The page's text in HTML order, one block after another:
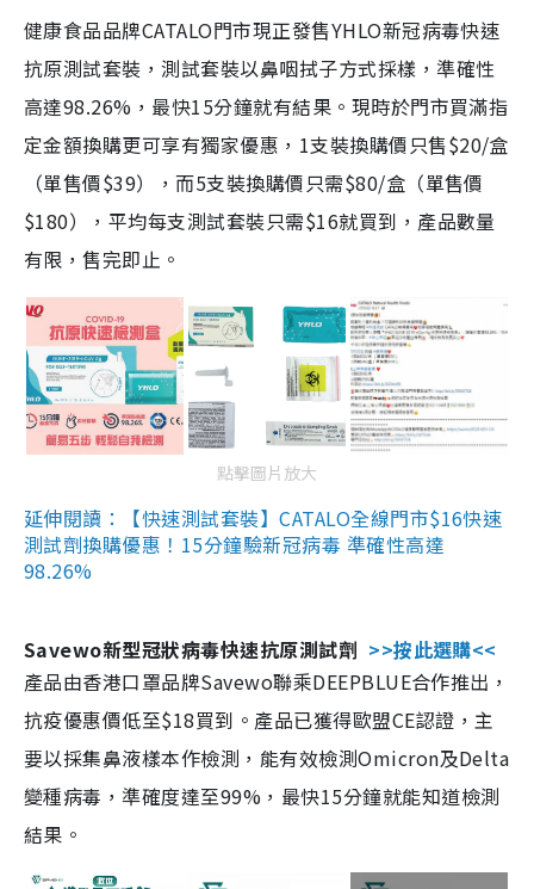
健康食品品牌CATALO門市現正發售YHLO新冠病毒快速
抗原測試套裝，測試套裝以鼻咽拭子方式採樣，準確性
高達98.26%，最快15分鐘就有結果。現時於門市買滿指
定金額換購更可享有獨家優惠，1支裝換購價只售$20/盒
（單售價$39），而5支裝換購價只需$80/盒（單售價
$180），平均每支測試套裝只需$16就買到，產品數量
有限，售完即止。
點擊圖片放大
延伸閱讀：【快速測試套裝】CATALO全線門市$16快速
測試劑換購優惠！15分鐘驗新冠病毒 準確性高達
98.26%
Savewo新型冠狀病毒快速抗原測試劑 >>按此選購<<
產品由香港口罩品牌Savewo聯乘DEEPBLUE合作推出，
抗疫優惠價低至$18買到。產品已獲得歐盟CE認證，主
要以採集鼻液樣本作檢測，能有效檢測Omicron及Delta
變種病毒，準確度達至99%，最快15分鐘就能知道檢測
結果。